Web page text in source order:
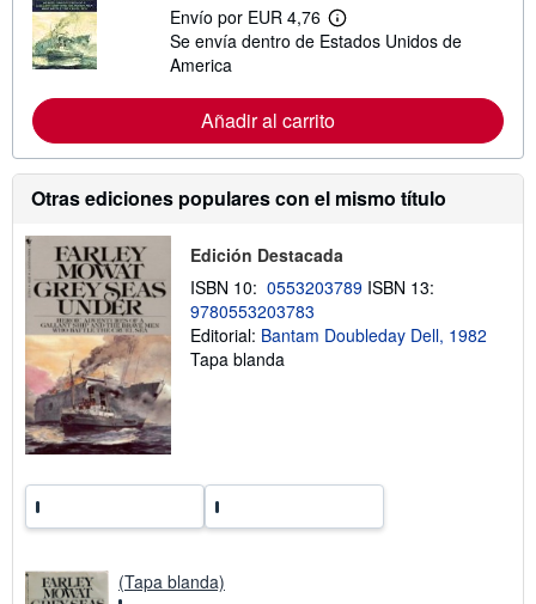
Envío por EUR 4,76
M
á
n
c
n
o
r
e
f
s
Se envía dentro de Estados Unidos de
America
Añadir al carrito
Otras ediciones populares con el mismo título
Edición Destacada
ISBN 10: 0553203789 ISBN 13:
9780553203783
Editorial: Bantam Doubleday Dell, 1982
Tapa blanda
(Tapa blanda)